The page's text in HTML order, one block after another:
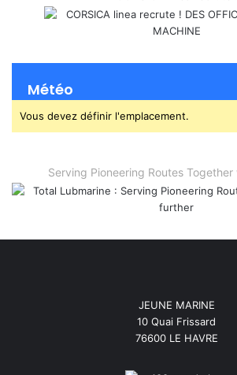
Météo
Vous devez définir l'emplacement.
Serving Pioneering Routes
JEUNE MARINE
10 Quai Frissard
76600 LE HAVRE